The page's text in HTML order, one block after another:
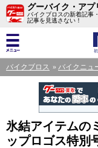
グーバイク・アプ
バイクブロスの新着記事
記事を見逃さない！
バイクブロス バイクニュ
氷結アイテムの
ップロゴス特別